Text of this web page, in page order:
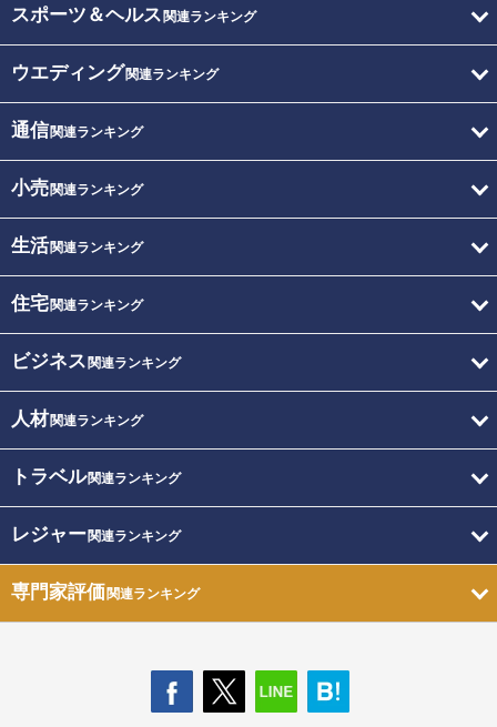
スポーツ＆ヘルス 関連ランキング
ウエディング関連ランキング
通信関連ランキング
小売関連ランキング
生活関連ランキング
住宅関連ランキング
ビジネス 関連ランキング
人材関連ランキング
トラベル関連ランキング
レジャー関連ランキング
専門家評価関連ランキング